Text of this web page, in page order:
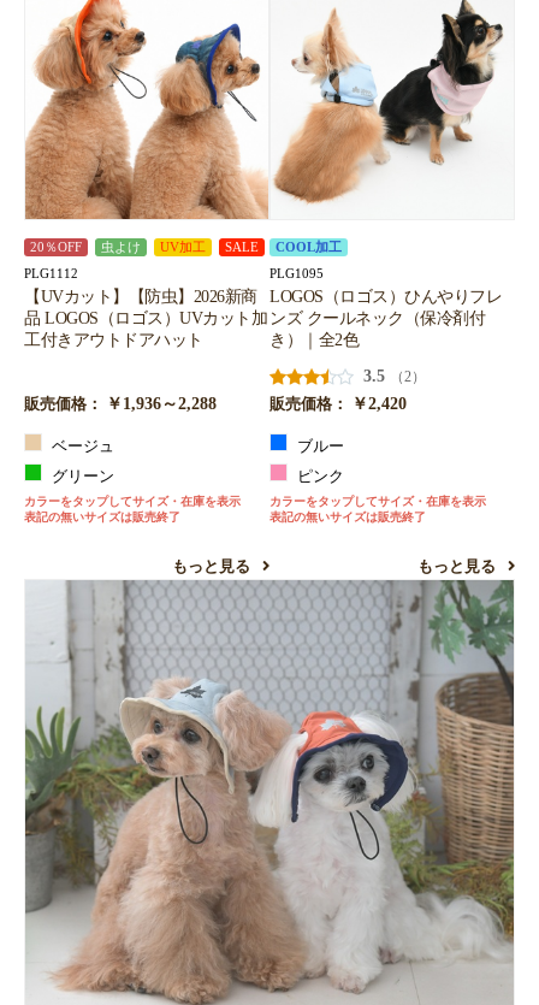
20％OFF 虫よけ UV加工 SALE
PLG1112
【UVカット】【防虫】2026新商
品 LOGOS（ロゴス）UVカット加
工付きアウトドアハット
販売価格： ￥1,936～2,288
ベージュ
グリーン
カラーをタップしてサイズ・在庫を表示
表記の無いサイズは販売終了
もっと見る
COOL加工
PLG1095
LOGOS（ロゴス）ひんやりフレ
ンズ クールネック（保冷剤付
き）｜全2色
3.5
（2）
販売価格：
￥2,420
ブルー
ピンク
カラーをタップしてサイズ・在庫を表示
表記の無いサイズは販売終了
もっと見る